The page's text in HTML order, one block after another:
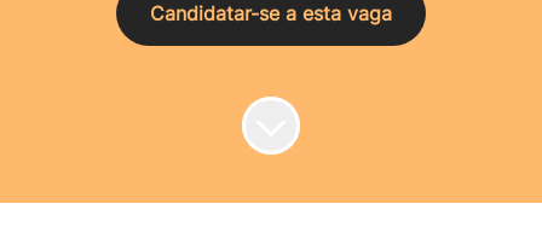
Candidatar-se a esta vaga